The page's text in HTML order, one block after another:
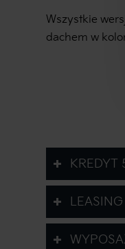
Wszystkie
dachem w